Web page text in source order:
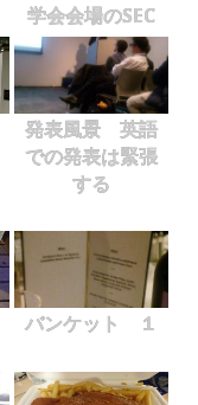
学会会場のSEC
発表風景 英語
での発表は緊張
する
バンケット １